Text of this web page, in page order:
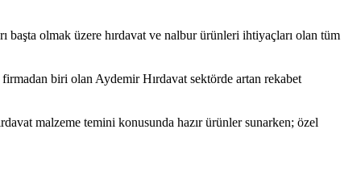
başta olmak üzere hırdavat ve nalbur ürünleri ihtiyaçları olan tüm
biri olan Aydemir Hırdavat sektörde artan rekabet
malzeme temini konusunda hazır ürünler sunarken; özel